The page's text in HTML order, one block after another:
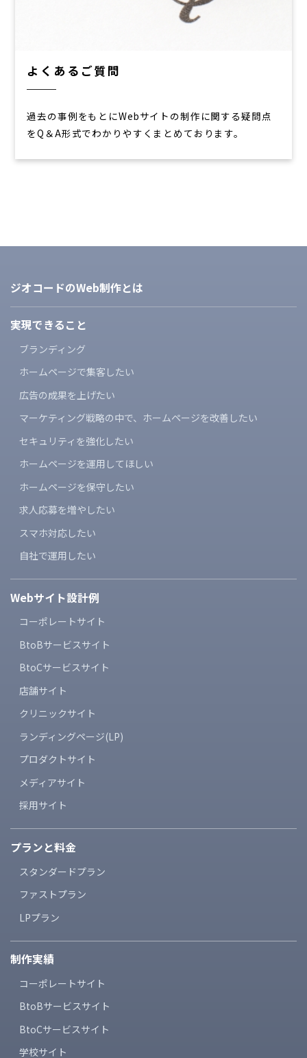
よくあるご質問
過去の事例をもとにWebサイトの制作に関する疑問点
をQ＆A形式でわかりやすくまとめております。
ジオコードのWeb制作とは
実現できること
ブランディング
ホームページで集客したい
広告の成果を上げたい
マーケティング戦略の中で、 ホームページを改善したい
セキュリティを強化したい
ホームページを運用してほしい
ホームページを保守したい
求人応募を増やしたい
スマホ対応したい
自社で運用したい
Webサイト設計例
コーポレートサイト
BtoBサービスサイト
BtoCサービスサイト
店舗サイト
クリニックサイト
ランディングページ(LP)
プロダクトサイト
メディアサイト
採用サイト
プランと料金
スタンダードプラン
ファストプラン
LPプラン
制作実績
コーポレートサイト
BtoBサービスサイト
BtoCサービスサイト
学校サイト